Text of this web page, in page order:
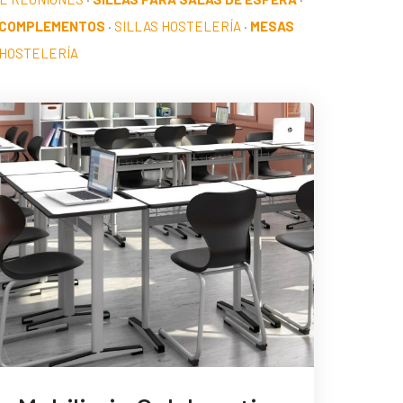
· SILLAS HOSTELERÍA · MESAS